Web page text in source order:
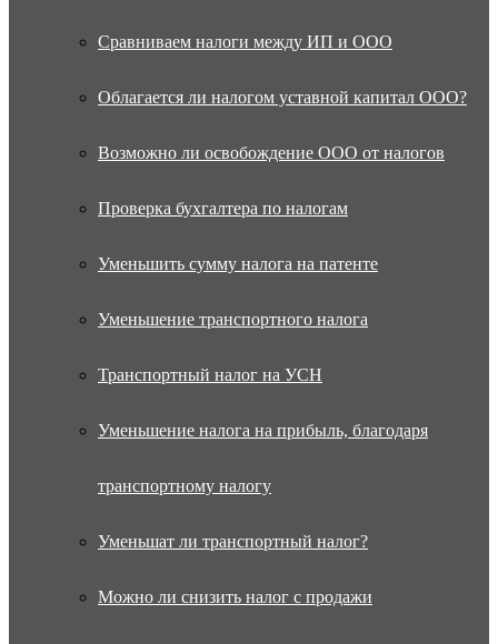
Сравниваем налоги между ИП и ООО
Облагается ли налогом уставной капитал ООО?
Возможно ли освобождение ООО от налогов
Проверка бухгалтера по налогам
Уменьшить сумму налога на патенте
Уменьшение транспортного налога
Транспортный налог на УСН
Уменьшение налога на прибыль, благодаря
транспортному налогу
Уменьшат ли транспортный налог?
Можно ли снизить налог с продажи